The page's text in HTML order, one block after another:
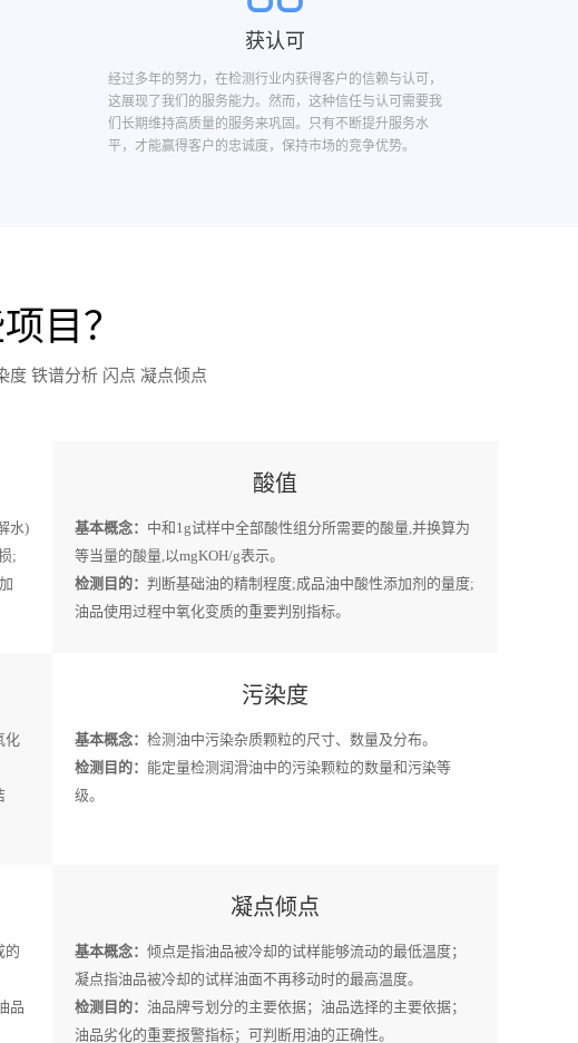
获认可
经过多年的努力，在检测行业内获得客户的信赖与认可，
这展现了我们的服务能力。然而，这种信任与认可需要我
们长期维持高质量的服务来巩固。只有不断提升服务水
平，才能赢得客户的忠诚度，保持市场的竞争优势。
目？
度 铁谱分析 闪点 凝点倾点
水)
;
酸值
基本概念： 中和1g试样中全部酸性组分所需要的酸量,并换算为
等当量的酸量,以mgKOH/g表示。
检测目的： 判断基础油的精制程度;成品油中酸性添加剂的量度;
油品使用过程中氧化变质的重要判别指标。
化
污染度
基本概念： 检测油中污染杂质颗粒的尺寸、数量及分布。
检测目的： 能定量检测润滑油中的污染颗粒的数量和污染等
级。
的
品
凝点倾点
基本概念： 倾点是指油品被冷却的试样能够流动的最低温度；
凝点指油品被冷却的试样油面不再移动时的最高温度。
检测目的： 油品牌号划分的主要依据；油品选择的主要依据；
油品劣化的重要报警指标；可判断用油的正确性。